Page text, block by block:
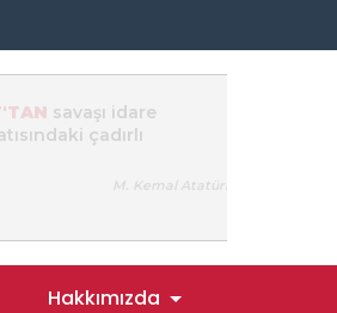
Hakkımızda